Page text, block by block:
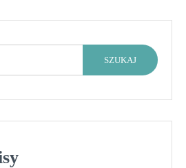
SZUKAJ